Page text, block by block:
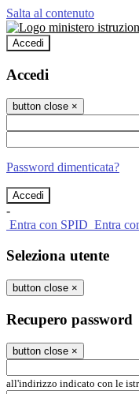
Salta al contenuto
Accedi
Accedi
button close ×
Password dimenticata?
-
Entra con SPID Entra
Seleziona utente
button close ×
Recupero password
button close ×
all'indirizzo indicato con le